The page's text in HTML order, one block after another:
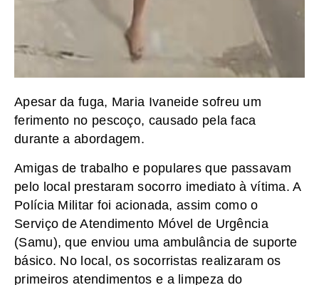
Apesar da fuga, Maria Ivaneide sofreu um
ferimento no pescoço, causado pela faca
durante a abordagem.
Amigas de trabalho e populares que passavam
pelo local prestaram socorro imediato à vítima. A
Polícia Militar foi acionada, assim como o
Serviço de Atendimento Móvel de Urgência
(Samu), que enviou uma ambulância de suporte
básico. No local, os socorristas realizaram os
primeiros atendimentos e a limpeza do